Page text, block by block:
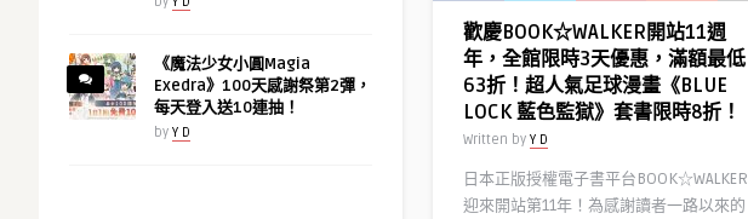
《魔法少女小圓Magia
Exedra》100天感謝祭第2彈，
每天登入送10連抽！
by Y D
歡慶BOOK☆WALKER開站11週
年，全館限時3天優惠，滿額最低
63折！超人氣足球漫畫《BLUE
LOCK 藍色監獄》套書限時8折！
Written by Y D
日本正版授權電子書平台BOOK☆WALKER
迎來開站第11年！為感謝讀者一路以來的